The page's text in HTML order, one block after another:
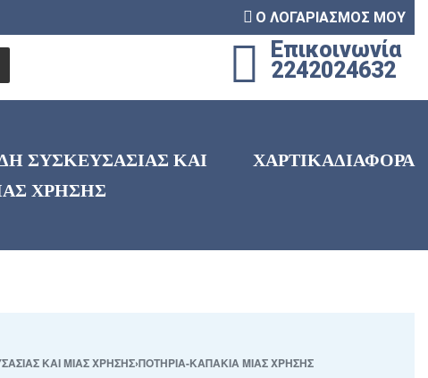
Ο ΛΟΓΑΡΙΑΣΜΟΣ ΜΟΥ
Επικοινωνία
2242024632
ΣΥΣΚΕΥΣΑΣΙΑΣ ΚΑΙ
ΧΡΗΣΗΣ
ΧΑΡΤΙΚΑΔΙΑΦΟΡΑ
ΚΑΙ ΜΙΑΣ ΧΡΗΣΗΣ›ΠΟΤΗΡΙΑ-ΚΑΠΑΚΙΑ ΜΙΑΣ ΧΡΗΣΗΣ